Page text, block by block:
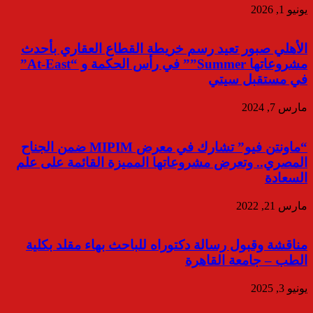
يونيو 1, 2026
الأهلي صبور تعيد رسم خريطة القطاع العقاري بأحدث
مشروعاتها Summer”” في رأس الحكمة و “At-East”
في مستقبل سيتي
مارس 7, 2024
“ماونتن فيو” تشارك في معرض MIPIM ضمن الجناح
المصري.. وتعرض مشروعاتها المميزة القائمة على علم
السعادة
مارس 21, 2022
مناقشة وقبول رسالة دكتوراه للباحث بهاء مقلد بكلية
الطب – جامعة القاهرة
يونيو 3, 2025